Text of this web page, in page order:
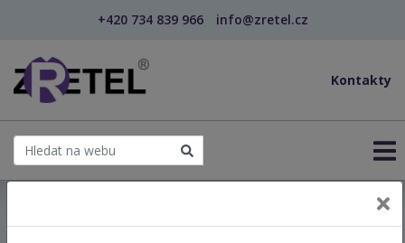
+420 734 839 966 info@zretel.cz
Kontakty